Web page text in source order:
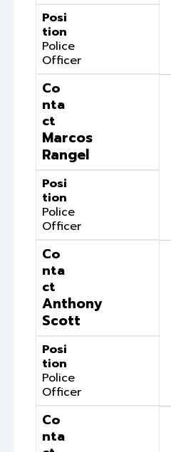
Posi
tion
Police
Officer
Co
nta
ct
Marcos
Rangel
Posi
tion
Police
Officer
Co
nta
ct
Anthony
Scott
Posi
tion
Police
Officer
Co
nta